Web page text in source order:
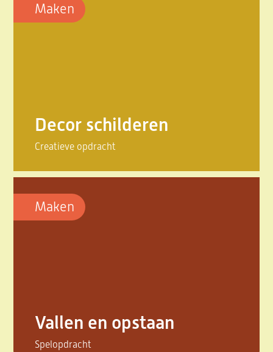
Maken
Decor schilderen
Creatieve opdracht
Maken
Vallen en opstaan
Spelopdracht